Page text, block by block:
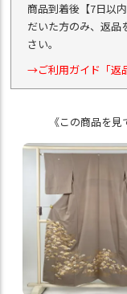
商品到着後【7日以
だいた方のみ、返品
さい。
→ご利用ガイド「返
《この商品を